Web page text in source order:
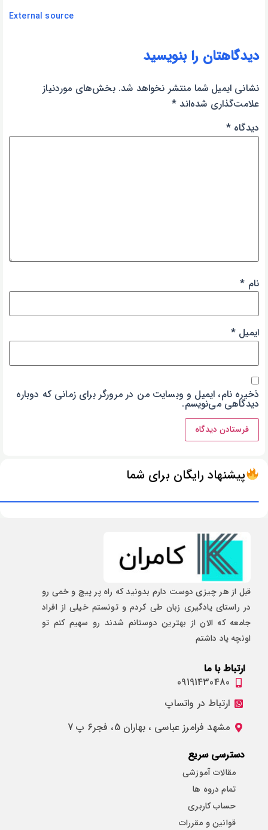
External source
دیدگاهتان را بنویسید
نشانی ایمیل شما منتشر نخواهد شد. بخش‌های موردنیاز
علامت‌گذاری شده‌اند *
دیدگاه*
نام *
ایمیل *
ذخیره نام، ایمیل و وبسایت من در مرورگر برای زمانی که دوباره
دیدگاهی می‌نویسم.
پیشنهاد رایگان برای شما
قبل از هر چیزی دوست دارم بدونید که راه پر پیچ و خمی رو
در راستای یادگیری زبان طی کردم و تونستم خیلی از افراد
جامعه که الان از بهترین دوستانم شدند رو سهیم کنم تو
اونچه یاد داشتم
ارتباط با ما
09191430480
ارتباط در واتساپ
مشهد فرامرز عباسی ، بهاران 5، فجر6 پ 7
دسترسی سریع
مقالات آموزشی
تمام دروه ها
حساب کاربری
قوانین و مقررات